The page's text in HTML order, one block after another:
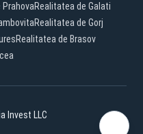
Realitatea de Galati
Realitatea de Gorj
Realitatea de Brasov
Invest LLC